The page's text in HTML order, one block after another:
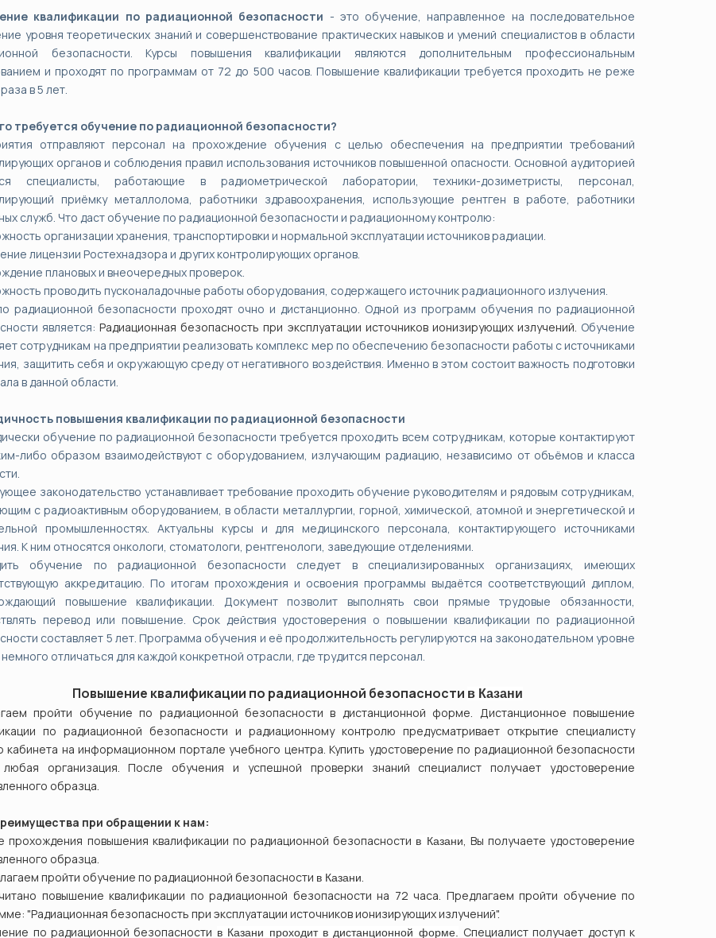
квалификации по радиационной безопасности - это обучение, направленное на последовательное
уровня теоретических знаний и совершенствование практических навыков и умений специалистов в области
безопасности. Курсы повышения квалификации являются дополнительным профессиональным
и проходят по программам от 72 до 500 часов. Повышение квалификации требуется проходить не реже
в 5 лет.
требуется обучение по радиационной безопасности?
отправляют персонал на прохождение обучения с целью обеспечения на предприятии требований
органов и соблюдения правил использования источников повышенной опасности. Основной аудиторией
специалисты, работающие в радиометрической лаборатории, техники-дозиметристы, персонал,
приёмку металлолома, работники здравоохранения, использующие рентген в работе, работники
служб. Что даст обучение по радиационной безопасности и радиационному контролю:
организации хранения, транспортировки и нормальной эксплуатации источников радиации.
лицензии Ростехнадзора и других контролирующих органов.
плановых и внеочередных проверок.
проводить пусконаладочные работы оборудования, содержащего источник радиационного излучения.
радиационной безопасности проходят очно и дистанционно. Одной из программ обучения по радиационной
является:Радиационная безопасность при эксплуатации источников ионизирующих излучений. Обучение
сотрудникам на предприятии реализовать комплекс мер по обеспечению безопасности работы с источниками
защитить себя и окружающую среду от негативного воздействия. Именно в этом состоит важность подготовки
в данной области.
повышения квалификации по радиационной безопасности
обучение по радиационной безопасности требуется проходить всем сотрудникам, которые контактируют
либо образом взаимодействуют с оборудованием, излучающим радиацию, независимо от объёмов и класса
законодательство устанавливает требование проходить обучение руководителям и рядовым сотрудникам,
с радиоактивным оборудованием, в области металлургии, горной, химической, атомной и энергетической и
промышленностях. Актуальны курсы и для медицинского персонала, контактирующего источниками
К ним относятся онкологи, стоматологи, рентгенологи, заведующие отделениями.
обучение по радиационной безопасности следует в специализированных организациях, имеющих
аккредитацию. По итогам прохождения и освоения программы выдаётся соответствующий диплом,
повышение квалификации. Документ позволит выполнять свои прямые трудовые обязанности,
перевод или повышение. Срок действия удостоверения о повышении квалификации по радиационной
составляет 5 лет. Программа обучения и её продолжительность регулируются на законодательном уровне
немного отличаться для каждой конкретной отрасли, где трудится персонал.
Повышение квалификации по радиационной безопасности в Казани
пройти обучение по радиационной безопасности в дистанционной форме. Дистанционное повышение
по радиационной безопасности и радиационному контролю предусматривает открытие специалисту
кабинета на информационном портале учебного центра. Купить удостоверение по радиационной безопасности
организация. После обучения и успешной проверки знаний специалист получает удостоверение
образца.
при обращении к нам:
прохождения повышения квалификации по радиационной безопасности в Казани, Вы получаете удостоверение
образца.
пройти обучение по радиационной безопасности в Казани.
повышение квалификации по радиационной безопасности на 72 часа. Предлагаем пройти обучение по
"Радиационная безопасность при эксплуатации источников ионизирующих излучений".
по радиационной безопасности в Казани проходит в дистанционной форме.
Специалист получает доступ к